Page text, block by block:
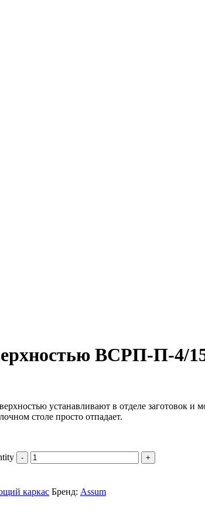
ВСРП-П-4/
устанавливают в отделе заготовок
столе просто отпадает.
каркас Бренд: Assum